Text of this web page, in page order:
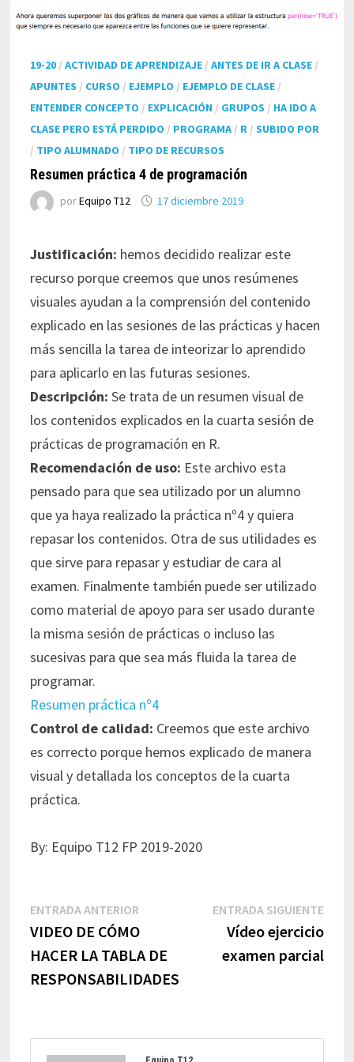
19-20 /ACTIVIDAD DE APRENDIZAJE /ANTES DE IR A CLASE /
APUNTES / CURSO / EJEMPLO / EJEMPLO DE CLASE /
ENTENDER CONCEPTO / EXPLICACIÓN / GRUPOS / HA IDO A
CLASE PERO ESTÁ PERDIDO / PROGRAMA / R /SUBIDO POR
/ TIPO ALUMNADO / TIPO DE RECURSOS
Resumen práctica 4 de programación
porEquipo T12 17 diciembre 2019
Justificación: hemos decidido realizar este
recurso porque creemos que unos resúmenes
visuales ayudan a la comprensión del contenido
explicado en las sesiones de las prácticas y hacen
más sencilla la tarea de inteorizar lo aprendido
para aplicarlo en las futuras sesiones.
Descripción: Se trata de un resumen visual de
los contenidos explicados en la cuarta sesión de
prácticas de programación en R.
Recomendación de uso: Este archivo esta
pensado para que sea utilizado por un alumno
que ya haya realizado la práctica nº4 y quiera
repasar los contenidos. Otra de sus utilidades es
que sirve para repasar y estudiar de cara al
examen. Finalmente también puede ser utilizado
como material de apoyo para ser usado durante
la misma sesión de prácticas o incluso las
sucesivas para que sea más fluida la tarea de
programar.
Resumen práctica nº4
Control de calidad: Creemos que este archivo
es correcto porque hemos explicado de manera
visual y detallada los conceptos de la cuarta
práctica.
By: Equipo T12 FP 2019-2020
Navegación
entradas
ENTRADA ANTERIOR
anterior:
VIDEO DE CÓMO
HACER LA TABLA DE
RESPONSABILIDADES
ENTRADA SIGUIENTE
Vídeo ejercicio
examen parcial